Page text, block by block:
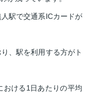
駅で交通系ICカードが
、駅を利用する方がト
おける1日あたりの平均